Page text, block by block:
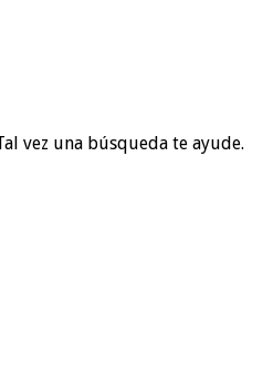
vez una búsqueda te ayude.